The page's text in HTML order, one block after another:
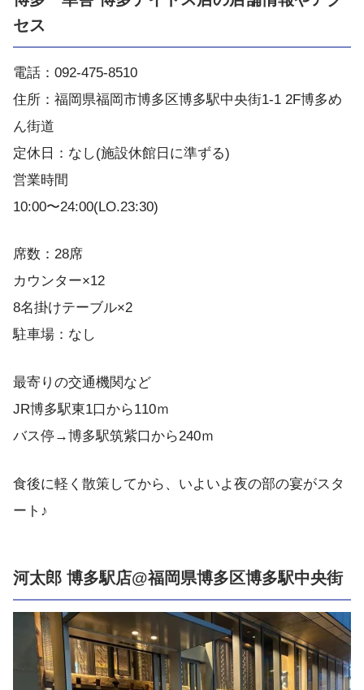
セス
電話：092-475-8510
住所：福岡県福岡市博多区博多駅中央街1-1 2F博多め
ん街道
定休日：なし(施設休館日に準ずる)
営業時間
10:00〜24:00(LO.23:30)
席数：28席
カウンター×12
8名掛けテーブル×2
駐車場：なし
最寄りの交通機関など
JR博多駅東1口から110ｍ
バス停→博多駅筑紫口から240ｍ
食後に軽く散策してから、いよいよ夜の部の宴がスタ
ート♪
河太郎 博多駅店@福岡県博多区博多駅中央街